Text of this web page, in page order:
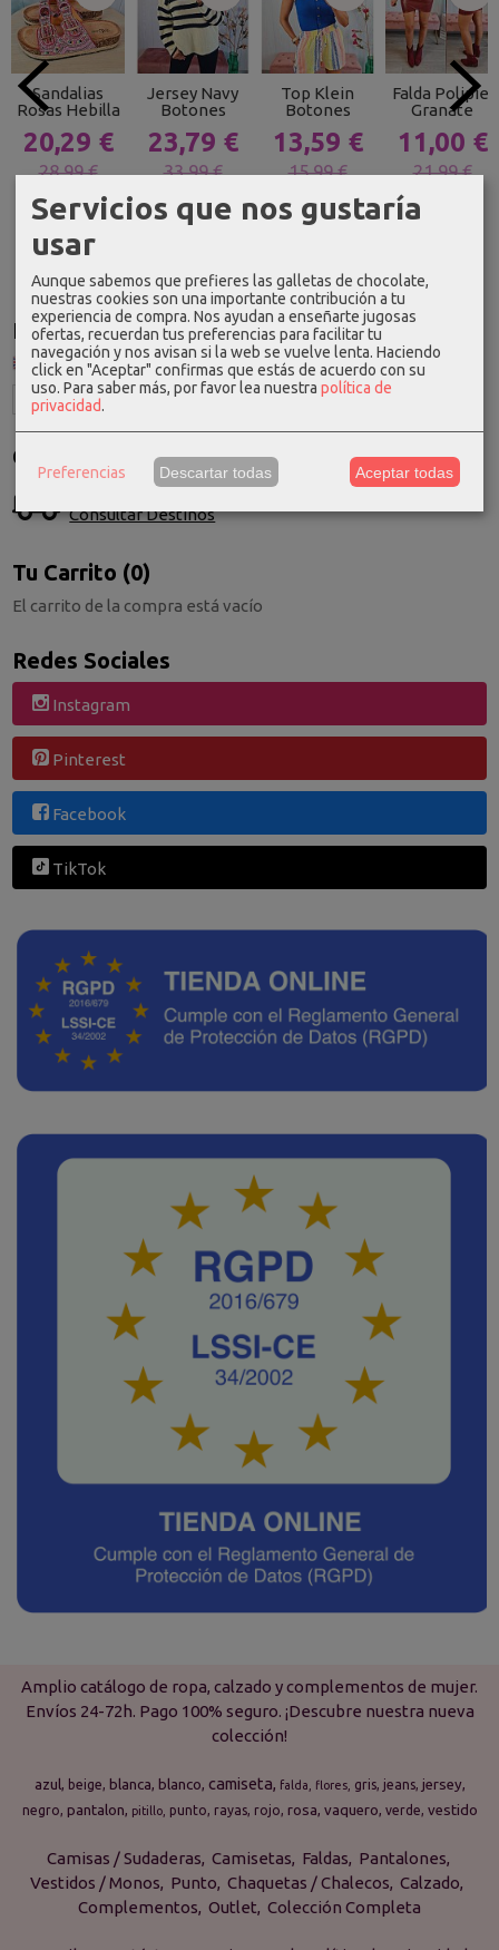
Idioma
Costes de Envío
Consultar Destinos
Tu Carrito (0)
El carrito de la compra está vacío
Redes Sociales
Instagram
Pinterest
Facebook
TikTok
Sandalias
Rosas Hebilla
20,29 €
28,99 €
Jersey Navy
Botones
23,79 €
33,99 €
Top Klein
Botones
13,59 €
15,99 €
Falda Polipiel
Granate
11,00 €
21,99 €
Amplio catálogo de ropa, calzado y complementos de mujer.
Envíos 24-72h. Pago 100% seguro. ¡Descubre nuestra nueva
colección!
azul beige blanca blanco camiseta falda flores gris jeans jersey
negro pantalon pitillo punto rayas rojo rosa vaquero verde vestido
Camisas / Sudaderas Camisetas Faldas
Pantalones
Vestidos / Monos
Punto Chaquetas / Chalecos Calzado
Complementos Outlet Colección Completa
Servicios que nos gustaría
usar
Aunque sabemos que prefieres las galletas de chocolate,
nuestras cookies son una importante contribución a tu
experiencia de compra. Nos ayudan a enseñarte jugosas
ofertas, recuerdan tus preferencias para facilitar tu
navegación y nos avisan si la web se vuelve lenta. Haciendo
click en "Aceptar" confirmas que estás de acuerdo con su
uso. Para saber más, por favor lea nuestra política de
privacidad.
Preferencias Descartar todas Aceptar todas